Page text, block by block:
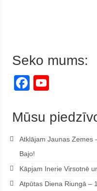
Seko mums:
Facebook
Mūsu
Atklājam Jaunas Zemes
Bajo!
Kāpjam Inerie Virsotnē
Atpūtas Diena Riungā –